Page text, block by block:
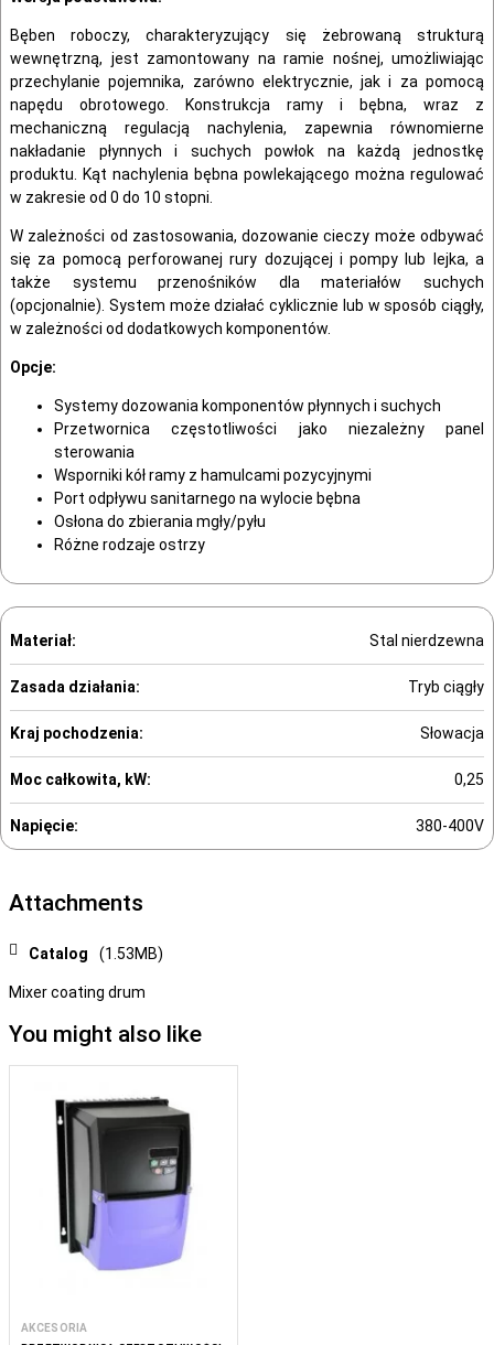
Bęben roboczy, charakteryzujący się żebrowaną strukturą
wewnętrzną, jest zamontowany na ramie nośnej, umożliwiając
przechylanie pojemnika, zarówno elektrycznie, jak i za pomocą
napędu obrotowego. Konstrukcja ramy i bębna, wraz z
mechaniczną regulacją nachylenia, zapewnia równomierne
nakładanie płynnych i suchych powłok na każdą jednostkę
produktu. Kąt nachylenia bębna powlekającego można regulować
w zakresie od 0 do 10 stopni.
W zależności od zastosowania, dozowanie cieczy może odbywać
się za pomocą perforowanej rury dozującej i pompy lub lejka, a
także systemu przenośników dla materiałów suchych
(opcjonalnie). System może działać cyklicznie lub w sposób ciągły,
w zależności od dodatkowych komponentów.
Opcje:
Systemy dozowania komponentów płynnych i suchych
Przetwornica częstotliwości jako niezależny panel
sterowania
Wsporniki kół ramy z hamulcami pozycyjnymi
Port odpływu sanitarnego na wylocie bębna
Osłona do zbierania mgły/pyłu
Różne rodzaje ostrzy
Materiał: Stal nierdzewna
Zasada działania: Tryb ciągły
Kraj pochodzenia: Słowacja
Moc całkowita, kW: 0,25
Napięcie: 380-400V
Attachments
Catalog (1.53MB)
Mixer coating drum
You might also like
AKCESORIA